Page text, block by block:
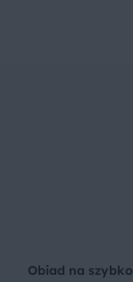
Obiad na szybko